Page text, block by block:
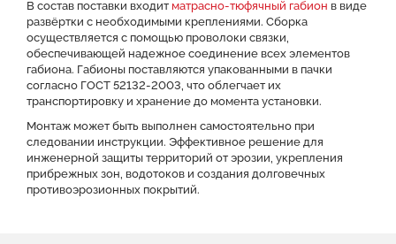
В состав поставки входит матрасно-тюфячный габион в виде
развёртки с необходимыми креплениями. Сборка
осуществляется с помощью проволоки связки,
обеспечивающей надежное соединение всех элементов
габиона. Габионы поставляются упакованными в пачки
согласно ГОСТ 52132-2003, что облегчает их
транспортировку и хранение до момента установки.
Монтаж может быть выполнен самостоятельно при
следовании инструкции. Эффективное решение для
инженерной защиты территорий от эрозии, укрепления
прибрежных зон, водотоков и создания долговечных
противоэрозионных покрытий.